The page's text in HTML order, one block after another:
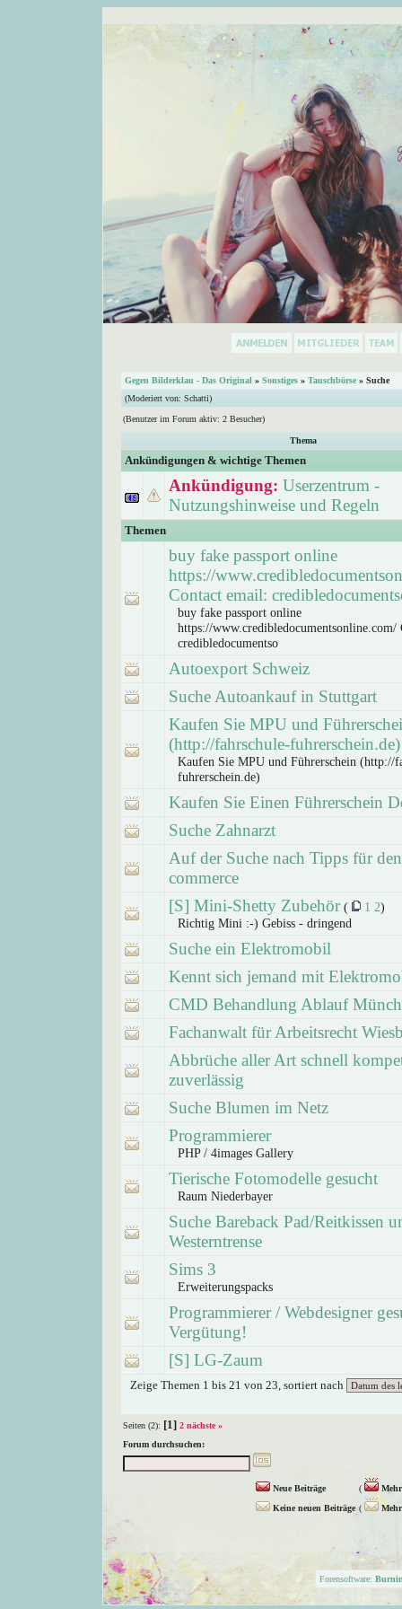
Gegen Bilderklau - Das Original » Sonstiges » Tauschbörse » Suche
(Moderiert von: Schatti)
(Benutzer im Forum aktiv: 2 Besucher)
Thema
Ankündigungen & wichtige Themen
Ankündigung: Userzentrum -
Nutzungshinweise und Regeln
Themen
buy fake passport online
https://
Contact email:
buy fake passport online
https://www.credibledocumentsonline.com/
credibledocumentso
Autoexport Schweiz
Suche Autoankauf in Stuttgart
Kaufen Sie MPU und
(http://fahrschule-fuhrerschein.de)
Kaufen Sie MPU und Führerschein (http://
fuhrerschein.de)
Kaufen Sie Einen Führerschein
Suche Zahnarzt
Auf der Suche nach Tipps für
commerce
[S] Mini-Shetty Zubehör( 1 2)
Richtig Mini :-) Gebiss - dringend
Suche ein Elektromobil
Kennt sich jemand mit
CMD Behandlung Ablauf
Fachanwalt für Arbeitsrecht
Abbrüche aller Art schnell
zuverlässig
Suche Blumen im Netz
Programmierer
PHP / 4images Gallery
Tierische Fotomodelle gesucht
Raum Niederbayer
Suche Bareback Pad/Reitkissen
Westerntrense
Sims 3
Erweiterungspacks
Programmierer / Webdesigner
Vergütung!
[S] LG-Zaum
Zeige Themen 1 bis 21 von 23, sortiert nach
Seiten (2): [1] 2 nächste »
Forum durchsuchen:
Neue Beiträge (
Keine neuen Beiträge (
Forensoftware: